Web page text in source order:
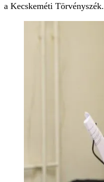
a Kecskeméti Törvényszék.